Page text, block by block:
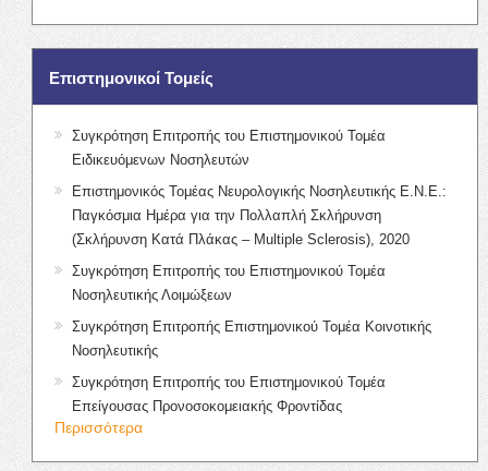
Επιστημονικοί Τομείς
Συγκρότηση Επιτροπής του Επιστημονικού Τομέα
Ειδικευόμενων Νοσηλευτών
Επιστημονικός Τομέας Νευρολογικής Νοσηλευτικής Ε.Ν.Ε.:
Παγκόσμια Ημέρα για την Πολλαπλή Σκλήρυνση
(Σκλήρυνση Κατά Πλάκας – Multiple Sclerosis), 2020
Συγκρότηση Επιτροπής του Επιστημονικού Τομέα
Νοσηλευτικής Λοιμώξεων
Συγκρότηση Επιτροπής Επιστημονικού Τομέα Κοινοτικής
Νοσηλευτικής
Συγκρότηση Επιτροπής του Επιστημονικού Τομέα
Επείγουσας Προνοσοκομειακής Φροντίδας
Περισσότερα